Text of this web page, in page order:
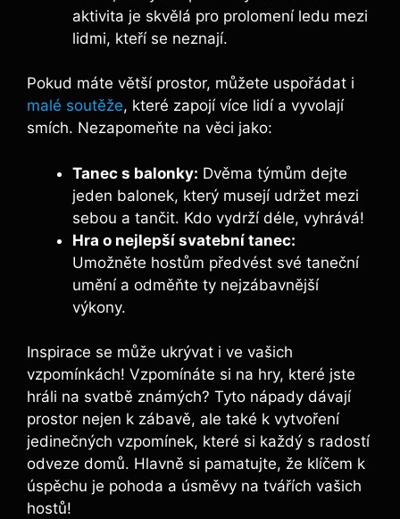
aktivita je skvělá pro prolomení ledu mezi
lidmi, kteří se neznají.
Pokud⁣ máte​ větší prostor, můžete uspořádat i
malé soutěže, které zapojí více lidí a vyvolají
smích. Nezapomeňte na věci jako:
Tanec s balonky: Dvěma týmům dejte
jeden balonek, který musejí udržet mezi
sebou a tančit. Kdo vydrží déle, vyhrává!
Hra o nejlepší svatební tanec:
Umožněte hostům předvést své taneční
umění a⁢ odměňte ty⁤ nejzábavnější
výkony.
Inspirace se může ukrývat i​ ve vašich
vzpomínkách! Vzpomínáte si na hry, které jste
hráli na svatbě známých? Tyto nápady dávají
prostor nejen k zábavě, ale také k vytvoření
jedinečných vzpomínek, které si každý s ​radostí
odveze domů. Hlavně si pamatujte, že klíčem k
úspěchu je pohoda a úsměvy na tvářích vašich
hostů!